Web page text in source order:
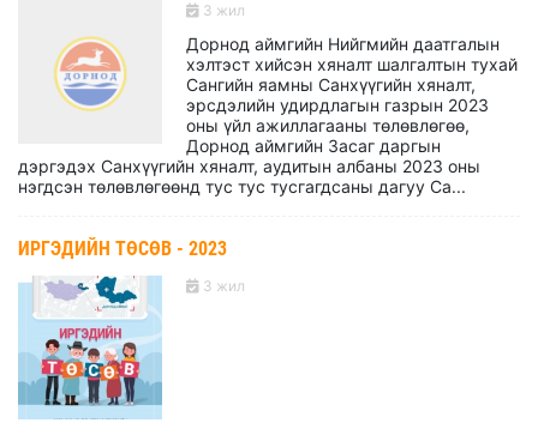
3 жил
Дорнод аймгийн Нийгмийн даатгалын
хэлтэст хийсэн хяналт шалгалтын тухай
Сангийн яамны Санхүүгийн хяналт,
эрсдэлийн удирдлагын газрын 2023
оны үйл ажиллагааны төлөвлөгөө,
Дорнод аймгийн Засаг даргын
дэргэдэх Санхүүгийн хяналт, аудитын албаны 2023 оны
нэгдсэн төлөвлөгөөнд тус тус тусгагдсаны дагуу Са...
ИРГЭДИЙН ТӨСӨВ - 2023
3 жил